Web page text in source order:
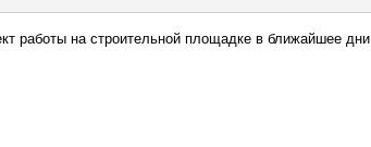
работы на строительной площадке в ближайшее дни